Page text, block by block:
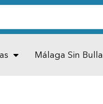
Málaga Sin Bulla